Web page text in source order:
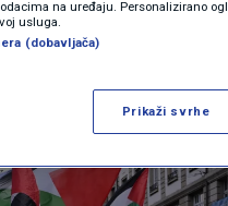
VIDEO
Više
na uređaju. Personalizirano
usluga.
(dobavljača)
Prikaži svrhe